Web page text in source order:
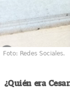
Foto: Redes Sociales.
¿Quién era